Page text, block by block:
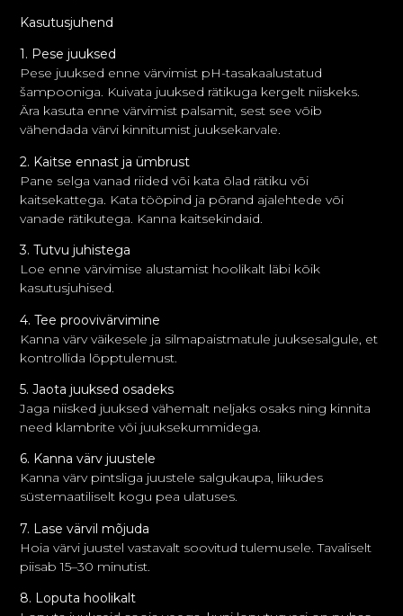
Kasutusjuhend
1. Pese juuksed
Pese juuksed enne värvimist pH-tasakaalustatud
šampooniga. Kuivata juuksed rätikuga kergelt niiskeks.
Ära kasuta enne värvimist palsamit, sest see võib
vähendada värvi kinnitumist juuksekarvale.
2. Kaitse ennast ja ümbrust
Pane selga vanad riided või kata õlad rätiku või
kaitsekattega. Kata tööpind ja põrand ajalehtede või
vanade rätikutega. Kanna kaitsekindaid.
3. Tutvu juhistega
Loe enne värvimise alustamist hoolikalt läbi kõik
kasutusjuhised.
4. Tee proovivärvimine
Kanna värv väikesele ja silmapaistmatule juuksesalgule, et
kontrollida lõpptulemust.
5. Jaota juuksed osadeks
Jaga niisked juuksed vähemalt neljaks osaks ning kinnita
need klambrite või juuksekummidega.
6. Kanna värv juustele
Kanna värv pintsliga juustele salgukaupa, liikudes
süstemaatiliselt kogu pea ulatuses.
7. Lase värvil mõjuda
Hoia värvi juustel vastavalt soovitud tulemusele. Tavaliselt
piisab 15–30 minutist.
8. Loputa hoolikalt